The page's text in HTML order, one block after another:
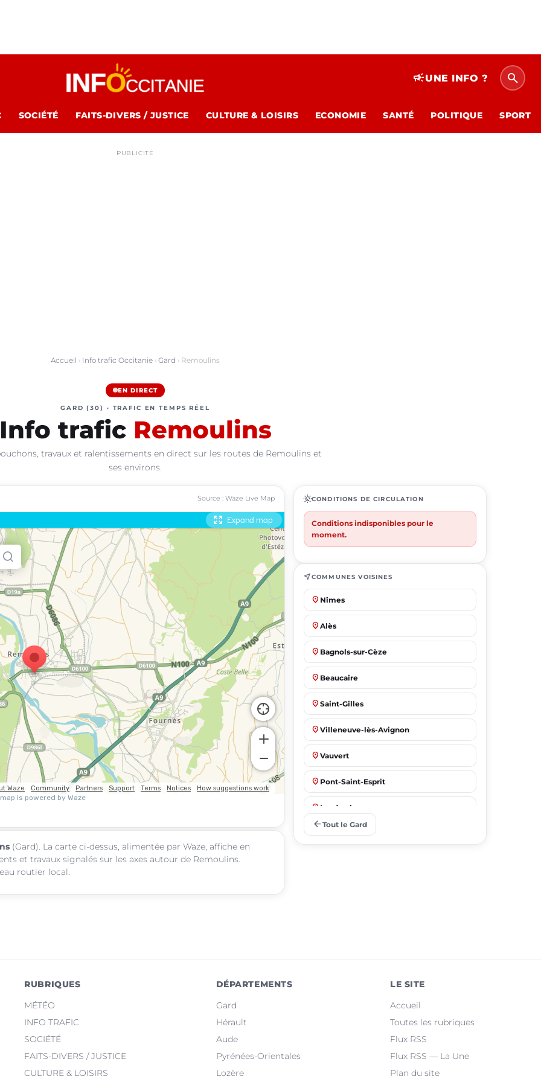
campaignUNE INFO ? search
SOCIÉTÉ FAITS-DIVERS / JUSTICE CULTURE & LOISIRS ECONOMIE SANTÉ POLITIQUE SPORT
PUBLICITÉ
Accueil › Info trafic Occitanie › Gard › Remoulins
EN DIRECT
GARD (30) · TRAFIC EN TEMPS RÉEL
Info trafic Remoulins
travaux et ralentissements en direct sur les routes de Remoulins et
ses environs.
Source : Waze Live Map
(Gard). La carte ci-dessus, alimentée par Waze, affiche en
et travaux signalés sur les axes autour de Remoulins.
routier local.
routineCONDITIONS DE CIRCULATION
Conditions indisponibles pour le
moment.
near_meCOMMUNES VOISINES
place Nîmes
place Alès
place Bagnols-sur-Cèze
place Beaucaire
place Saint-Gilles
place Villeneuve-lès-Avignon
place Vauvert
place Pont-Saint-Esprit
place Les Angles
Saint-Christol-lez-Alès
arrow_back Tout le Gard
RUBRIQUES
MÉTÉO
INFO TRAFIC
SOCIÉTÉ
FAITS-DIVERS / JUSTICE
CULTURE & LOISIRS
DÉPARTEMENTS
Gard
Hérault
Aude
Pyrénées-Orientales
Lozère
LE SITE
Accueil
Toutes les rubriques
Flux RSS
Flux RSS — La Une
Plan du site